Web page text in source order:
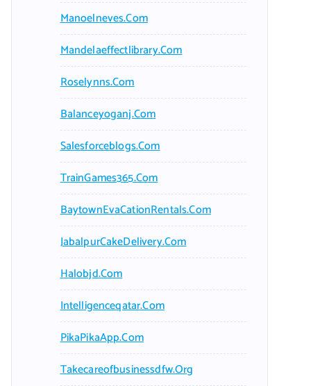
Manoelneves.com
Mandelaeffectlibrary.com
Roselynns.com
Balanceyoganj.com
Salesforceblogs.com
TrainGames365.com
BaytownEvaCationRentals.com
JabalpurCakeDelivery.com
Halobjd.com
Intelligenceqatar.com
PikaPikaApp.com
Takecareofbusinessdfw.org